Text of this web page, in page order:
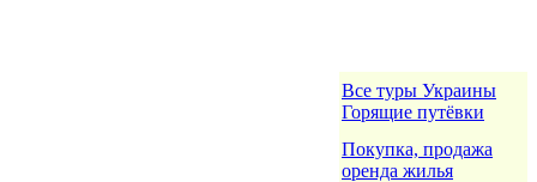
Все туры Украины
Горящие путёвки
Покупка, продажа
оренда жилья